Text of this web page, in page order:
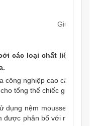
Giường
các loại chất liệu cao
công nghiệp cao cấp, mềm
tổng thể chiếc giường.
dụng nệm mousse cao
được phân bố với mật độ